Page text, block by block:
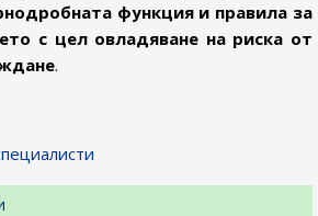
функция и правила за
с цел овладяване на риска от
.